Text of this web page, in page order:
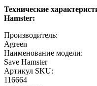
Технические
Hamster:
Производитель:
Agreen
Наименование модели:
Save Hamster
Артикул SKU:
116664